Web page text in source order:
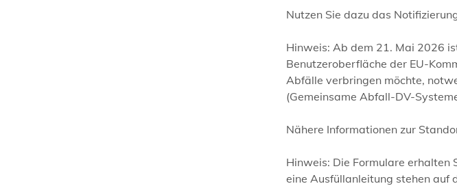
Nutzen Sie dazu das
Hinweis: Ab dem 21. Mai 2026
Benutzeroberfläche der EU-
Abfälle verbringen möchte,
(Gemeinsame Abfall-DV-
Nähere Informationen zur
Hinweis: Die Formulare erhalten
eine Ausfüllanleitung stehen auf